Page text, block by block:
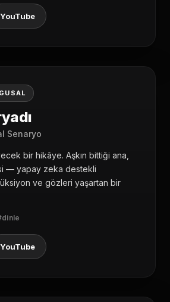
YouTube
Senaryo
bir hikâye. Aşkın bittiği ana,
— yapay zeka destekli
ve gözleri yaşartan bir
YouTube